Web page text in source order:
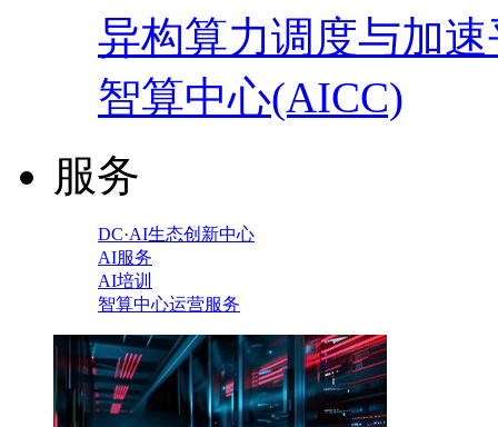
异构算力调度与加
智算中心(AICC)
服务
DC·AI生态创新中心
AI服务
AI培训
智算中心运营服务